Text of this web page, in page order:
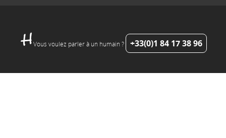
Vous voulez parler à un humain ? +33(0)1 84 17 38 96